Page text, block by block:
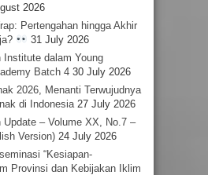
2026
Pertengahan hingga Akhir
31 July 2026
Institute dalam Young
Batch 4 30 July 2026
2026, Menanti Terwujudnya
di Indonesia 27 July 2026
Update – Volume XX, No.7 –
Version) 24 July 2026
“Kesiapan-
Provinsi dan Kebijakan Iklim